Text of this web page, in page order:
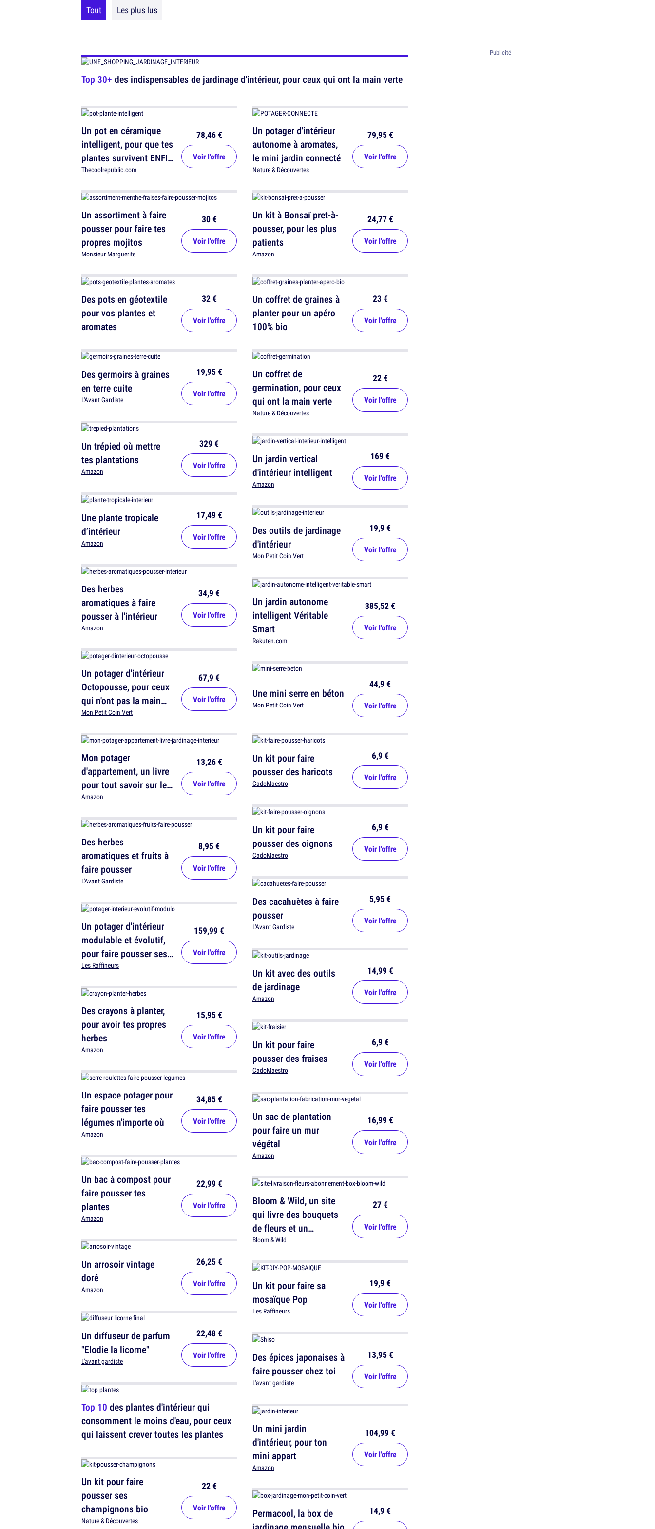
Tout Les plus lus
Top 30+ des indispensables de jardinage d'intérieur, pour ceux qui ont la main verte
Un pot en céramique
intelligent, pour que tes
plantes survivent ENFIN
!
Thecoolrepublic.com
78,46 €
Voir l'offre
Un assortiment à faire
pousser pour faire tes
propres mojitos
Monsieur Marguerite
30 €
Voir l'offre
Des pots en géotextile
pour vos plantes et
aromates
32 €
Voir l'offre
Des germoirs à graines
en terre cuite
L'Avant Gardiste
19,95 €
Voir l'offre
Un trépied où mettre
tes plantations
Amazon
329 €
Voir l'offre
Une plante tropicale
d’intérieur
Amazon
17,49 €
Voir l'offre
Des herbes
aromatiques à faire
pousser à l'intérieur
Amazon
34,9 €
Voir l'offre
Un potager d'intérieur
Octopousse, pour ceux
qui n'ont pas la main
verte
Mon Petit Coin Vert
67,9 €
Voir l'offre
Mon potager
d'appartement, un livre
pour tout savoir sur le
jardinage d'intérieur
Amazon
13,26 €
Voir l'offre
Des herbes
aromatiques et fruits à
faire pousser
L'Avant Gardiste
8,95 €
Voir l'offre
Un potager d'intérieur
modulable et évolutif,
pour faire pousser ses
légumes, salades,
Les Raffineurs
159,99 €
Voir l'offre
Des crayons à planter,
pour avoir tes propres
herbes
Amazon
15,95 €
Voir l'offre
Un espace potager pour
faire pousser tes
légumes n'importe où
Amazon
34,85 €
Voir l'offre
Un bac à compost pour
faire pousser tes
plantes
Amazon
22,99 €
Voir l'offre
Un arrosoir vintage
doré
Amazon
26,25 €
Voir l'offre
Un diffuseur de parfum
"Elodie la licorne"
L'avant gardiste
22,48 €
Voir l'offre
Top 10 des plantes d'intérieur qui
consomment le moins d'eau, pour ceux
qui laissent crever toutes les plantes
Un kit pour faire
pousser ses
champignons bio
Nature & Découvertes
22 €
Voir l'offre
Un potager d'intérieur
autonome à aromates,
le mini jardin connecté
Nature & Découvertes
79,95 €
Voir l'offre
Un kit à Bonsaï pret-à-
pousser, pour les plus
patients
Amazon
24,77 €
Voir l'offre
Un coffret de graines à
planter pour un apéro
100% bio
23 €
Voir l'offre
Un coffret de
germination, pour ceux
qui ont la main verte
Nature & Découvertes
22 €
Voir l'offre
Un jardin vertical
d'intérieur intelligent
Amazon
169 €
Voir l'offre
Des outils de jardinage
d'intérieur
Mon Petit Coin Vert
19,9 €
Voir l'offre
Un jardin autonome
intelligent Véritable
Smart
Rakuten.com
385,52 €
Voir l'offre
Une mini serre en béton
Mon Petit Coin Vert
44,9 €
Voir l'offre
Un kit pour faire
pousser des haricots
CadoMaestro
6,9 €
Voir l'offre
Un kit pour faire
pousser des oignons
CadoMaestro
6,9 €
Voir l'offre
Des cacahuètes à faire
pousser
L'Avant Gardiste
5,95 €
Voir l'offre
Un kit avec des outils
de jardinage
Amazon
14,99 €
Voir l'offre
Un kit pour faire
pousser des fraises
CadoMaestro
6,9 €
Voir l'offre
Un sac de plantation
pour faire un mur
végétal
Amazon
16,99 €
Voir l'offre
Bloom & Wild, un site
qui livre des bouquets
de fleurs et un
abonnement box
Bloom & Wild
27 €
Voir l'offre
Un kit pour faire sa
mosaïque Pop
Les Raffineurs
19,9 €
Voir l'offre
Des épices japonaises à
faire pousser chez toi
L'avant gardiste
13,95 €
Voir l'offre
Un mini jardin
d'intérieur, pour ton
mini appart
Amazon
104,99 €
Voir l'offre
Permacool, la box de
14,9 €